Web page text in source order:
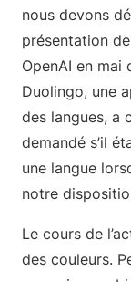
nous devons
présentation
OpenAI en mai
Duolingo, une
des langues, a
demandé s’il
une langue
notre
Le cours de
des couleurs.